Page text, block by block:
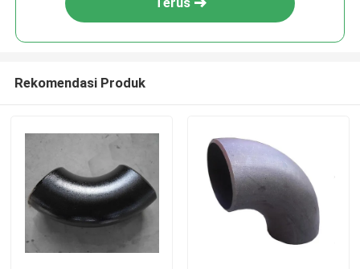
Rekomendasi Produk